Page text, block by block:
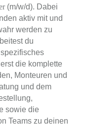
(m/w/d). Dabei
aktiv mit und
werden zu
du
die komplette
Monteuren und
und dem
sowie die
Teams zu deinen